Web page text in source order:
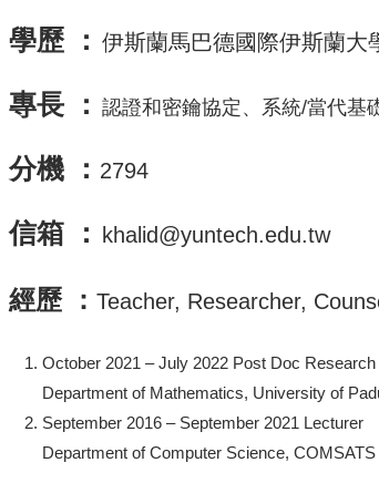
學歷 ： 伊斯蘭馬巴德國際伊斯蘭大
專長 ： 認證和密鑰協定、系統/當代基
分機 ： 2794
信箱 ： khalid@yuntech.edu.tw
經歷 ： Teacher, Researcher,
October 2021 – July 2022 Post Doc Research
Department of Mathematics, University of
September 2016 – September 2021 Lecturer
Department of Computer Science,